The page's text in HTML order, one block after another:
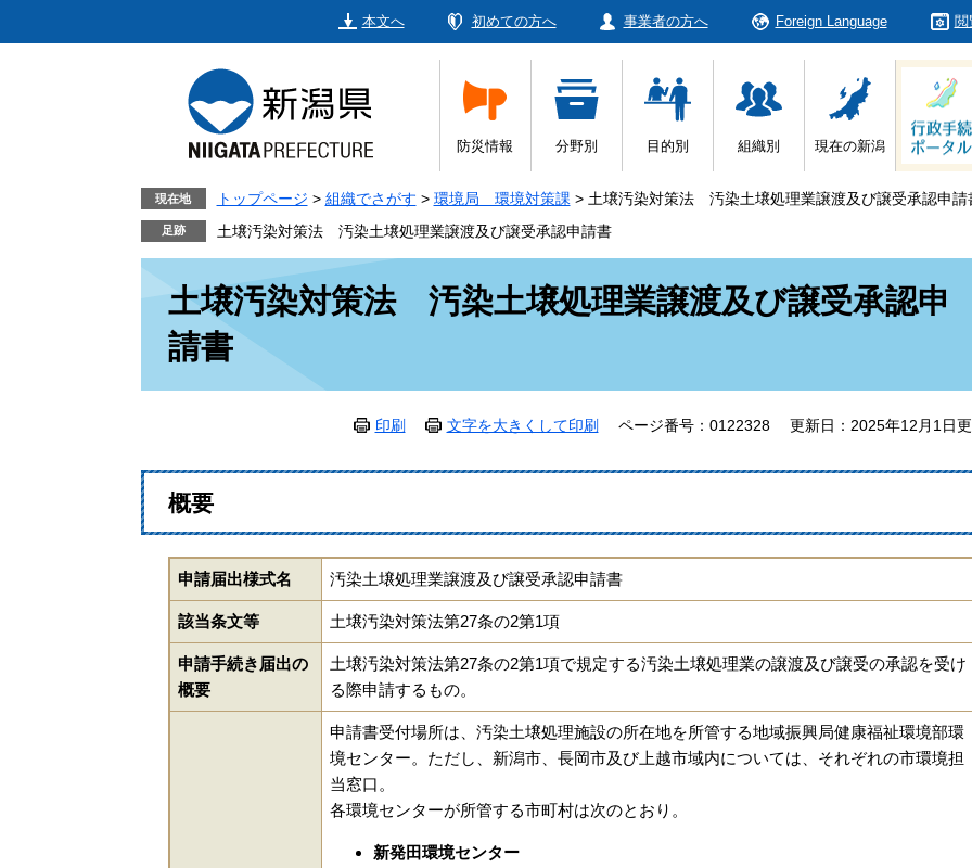
本文へ 初めての方へ 事業者の方へ Foreign Language 閲
防災情報 分野別 目的別 組織別 現在の新潟
現在地 トップページ > 組織でさがす > 環境局 環境対策課 > 土壌汚染対策法 汚染土壌処理業譲渡及び譲受承認申請
土壌汚染対策法 汚染土壌処理業譲渡及び譲受承認申請書
土壌汚染対策法 汚染土壌処理業譲渡及び譲受承認申
請書
印刷 文字を大きくして印刷 ページ番号：0122328 更新日：2025年12月1日
概要
申請届出様式名 汚染土壌処理業譲渡及び譲受承認申請書
該当条文等 土壌汚染対策法第27条の2第1項
申請手続き届出の
概要
土壌汚染対策法第27条の2第1項で規定する汚染土壌処理業の譲渡及び譲受の承認を受け
る際申請するもの。
申請書受付場所は、汚染土壌処理施設の所在地を所管する地域振興局健康福祉環境部環
境センター。ただし、新潟市、長岡市及び上越市域内については、それぞれの市環境担
当窓口。
各環境センターが所管する市町村は次のとおり。
新発田環境センター